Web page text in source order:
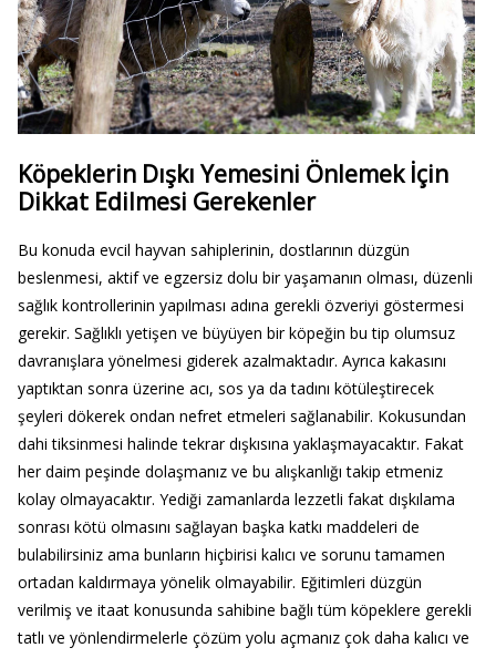
Köpeklerin Dışkı Yemesini Önlemek İçin
Dikkat Edilmesi Gerekenler
Bu konuda evcil hayvan sahiplerinin, dostlarının düzgün
beslenmesi, aktif ve egzersiz dolu bir yaşamanın olması, düzenli
sağlık kontrollerinin yapılması adına gerekli özveriyi göstermesi
gerekir. Sağlıklı yetişen ve büyüyen bir köpeğin bu tip olumsuz
davranışlara yönelmesi giderek azalmaktadır. Ayrıca kakasını
yaptıktan sonra üzerine acı, sos ya da tadını kötüleştirecek
şeyleri dökerek ondan nefret etmeleri sağlanabilir. Kokusundan
dahi tiksinmesi halinde tekrar dışkısına yaklaşmayacaktır. Fakat
her daim peşinde dolaşmanız ve bu alışkanlığı takip etmeniz
kolay olmayacaktır. Yediği zamanlarda lezzetli fakat dışkılama
sonrası kötü olmasını sağlayan başka katkı maddeleri de
bulabilirsiniz ama bunların hiçbirisi kalıcı ve sorunu tamamen
ortadan kaldırmaya yönelik olmayabilir. Eğitimleri düzgün
verilmiş ve itaat konusunda sahibine bağlı tüm köpeklere gerekli
tatlı ve yönlendirmelerle çözüm yolu açmanız çok daha kalıcı ve